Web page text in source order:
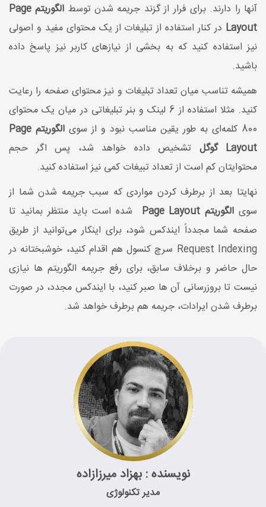
آنها را دارند. برای فرار از گزند جریمه شدن توسط
الگوریتم Page
Layout در کنار استفاده از تبلیغات از یک محتوای مفید و اصولی
نیز استفاده کنید که به بخشی از نیازهای کاربر نیز پاسخ داده
باشید.
همیشه تناسب میان تعداد تبلیغات و نیز محتوای صفحه را رعایت
کنید. مثلا استفاده از 6 لینک و بنر تبلیغاتی در میان یک محتوای
800 کلمه‌ای به طور یقین مناسب نبود و از سوی
الگوریتم Page
Layout گوگل
تشخیص داده خواهد شد، پس اگر حجم
محتوایتان کم است از تعداد تبیغات کمی نیز استفاده کنید.
نهایتا بعد از برطرف کردن مواردی که سبب جریمه شدن شما از
سوی الگوریتم Page Layout
شده است باید منتظر بمانید تا
صفحه شما مجدداً ایندکس شود، برای اینکار می‌توانید از طریق
Request Indexing سرچ کنسول هم اقدام کنید، خوشبختانه در
حال حاضر و برخلاف سابق، برای رفع جریمه الگوریتم ها نیازی
نیست تا بروزرسانی آن ها صبر کنید، با ایندکس مجدد، در صورت
برطرف شدن ایرادات، جریمه هم برطرف خواهد شد.
نویسنده : بهزاد میرزازاده
مدیر تکنولوژی